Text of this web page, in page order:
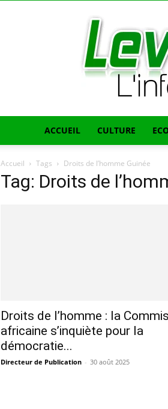
ACCUEIL CULTURE
Accueil Tags Droits de l’homme Guinée
Tag: Droits de
Droits de l’homme : la
africaine s’inquiète pour la
démocratie...
Directeur de Publication - 30 août 2025